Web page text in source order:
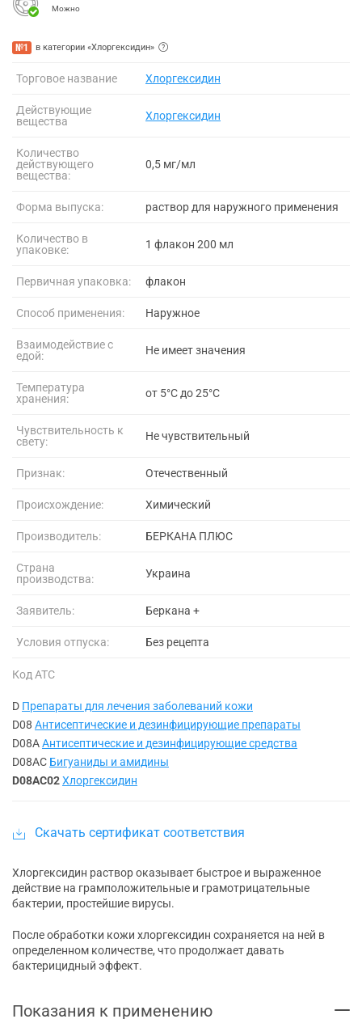
Можно
№1 в категории «Хлоргексидин»
Торговое название Хлоргексидин
Действующие
вещества
Хлоргексидин
Количество
действующего
вещества:
0,5 мг/мл
Форма выпуска: раствор для наружного применения
Количество в
упаковке:
1 флакон 200 мл
Первичная упаковка: флакон
Способ применения: Наружное
Взаимодействие с
едой:
Не имеет значения
Температура
хранения:
от 5°C до 25°C
Чувствительность к
свету:
Не чувствительный
Признак: Отечественный
Происхождение: Химический
Производитель: БЕРКАНА ПЛЮС
Страна
производства:
Украина
Заявитель: Беркана +
Условия отпуска: Без рецепта
Код АТС
D Препараты для лечения заболеваний кожи
D08 Антисептические и дезинфицирующие препараты
D08AАнтисептические и дезинфицирующие средства
D08AC Бигуаниды и амидины
D08AC02Хлоргексидин
Скачать сертификат соответствия
Хлоргексидин раствор оказывает быстрое и выраженное
действие на грамположительные и грамотрицательные
бактерии, простейшие вирусы.
После обработки кожи хлоргексидин сохраняется на ней в
определенном количестве, что продолжает давать
бактерицидный эффект.
Показания к применению